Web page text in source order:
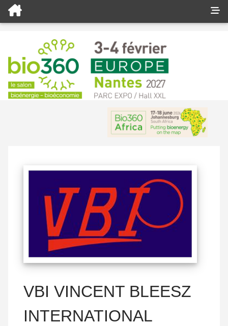
VBI VINCENT BLEESZ
INTERNATIONAL